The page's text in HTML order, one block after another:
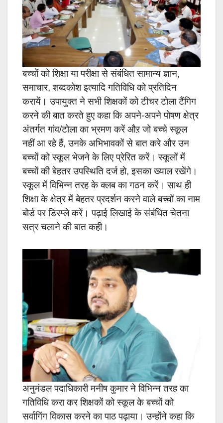
बच्चों को शिक्षा या परीक्षा से संबंधित सामान्य ज्ञान,
समाचार, शब्दकोश इत्यादि गतिविधि को प्रतिदिन
करायें। उपायुक्त ने सभी शिक्षकों को टीचर टोला टैंगिग
करने की बात करते हुए कहा कि अपने-अपने पोषण क्षेत्र
अंतर्गत गांव/टोला का भ्रमण करें औऱ जो बच्चे स्कूल
नहीं आ रहे हैं, उनके अभिभावकों से बात करे और उन
बच्चों को स्कूल भेजने के लिए प्रेरित करें। स्कूलों में
बच्चों की बेहतर उपस्थिति दर्ज हो, इसका ख्याल रखेंगे।
स्कूल में विभिन्न तरह के क्लब का गठन करें। साथ ही
शिक्षा के क्षेत्र में बेहतर प्रदर्शन करने वाले बच्चों का नाम
बोर्ड पर डिस्प्ले करें। पढ़ाई लिखाई के संबंधित चेतना
सत्र चलाने की बात कही।
अनुमंडल पदाधिकारी मनीष कुमार ने विभिन्न तरह का
गतिविधि करा कर शिक्षकों को स्कूल के बच्चों को
सर्वागिंग विकास करने का पाठ पढ़ाया। उन्होंने कहा कि